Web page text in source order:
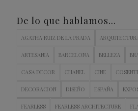
De lo que hablamos…
AGATHA RUIZ DE LA PRADA
ARTESANIA BARCELONA BELLEZA
CASA DECOR CHANEL CINE
DECORACION DISEÑO ESPAÑA
FEARLESS FEARLESS ARCHITECTURE